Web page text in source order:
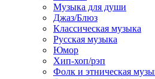
Музыка для души
Джаз/Блюз
Классическая музыка
Русская музыка
Юмор
Хип-хоп/рэп
Фолк и этническая